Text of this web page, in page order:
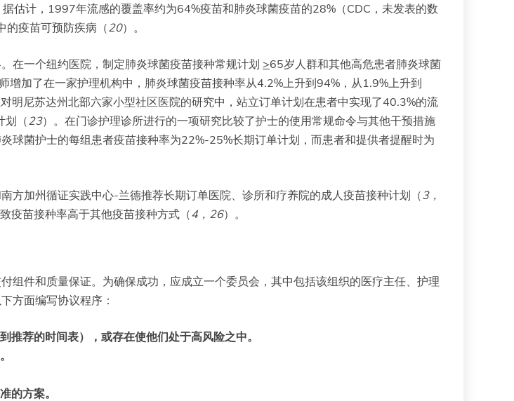
据估计，1997年流感的覆盖率约为64%疫苗和肺炎球菌疫苗的28%（CDC，未发表的数
的疫苗可预防疾病（ 20）。
在一个纽约医院，制定肺炎球菌疫苗接种常规计划 >65岁人群和其他高危患者肺炎球菌
增加了在一家护理机构中，肺炎球菌疫苗接种率从4.2%上升到94%，从1.9%上升到
明尼苏达州北部六家小型社区医院的研究中，站立订单计划在患者中实现了40.3%的流
划（ 23）。在门诊护理诊所进行的一项研究比较了护士的使用常规命令与其他干预措施
球菌护士的每组患者疫苗接种率为22%-25%长期订单计划，而患者和提供者提醒时为
方加州循证实践中心-兰德推荐长期订单医院、诊所和疗养院的成人疫苗接种计划（3，
疫苗接种率高于其他疫苗接种方式（4 ， 26）。
组件和质量保证。为确保成功，应成立一个委员会，其中包括该组织的医疗主任、护理
方面编写协议程序：
荐的时间表），或存在使他们处于高风险之中。
的方案。